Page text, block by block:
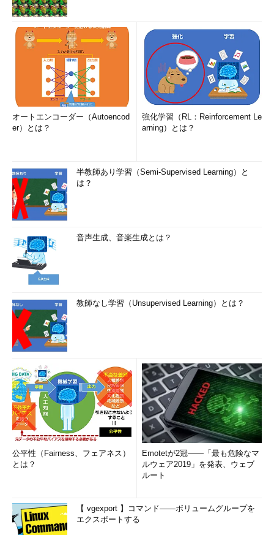
オートエンコーダー（Autoencod
er）とは？
強化学習（RL：Reinforcement Le
arning）とは？
半教師あり学習（Semi-Supervised Learning）と
は？
音声生成、音楽生成とは？
教師なし学習（Unsupervised Learning）とは？
公平性（Fairness、フェアネス）
とは？
Emotetが2冠――「最も危険なマ
ルウェア2019」を発表、ウェブ
ルート
【 vgexport 】コマンド――ボリュームグループを
エクスポートする